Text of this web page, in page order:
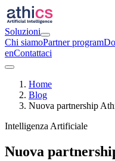
Soluzioni
Chi siamoPartner program
enContattaci
Home
Blog
Nuova partnership
Intelligenza Artificiale
Nuova